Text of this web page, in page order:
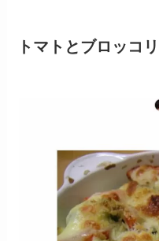
トマトとブロッコ